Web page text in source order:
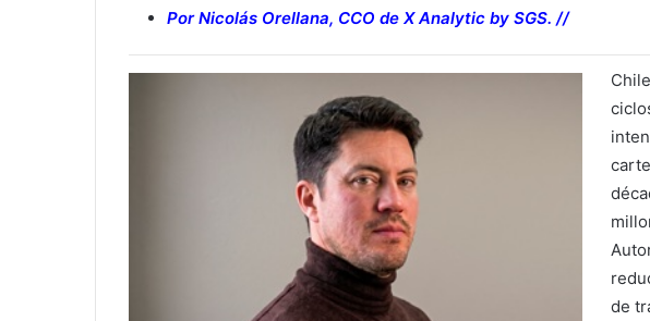
Por Nicolás Orellana, CCO de X Analytic by SGS. //
de